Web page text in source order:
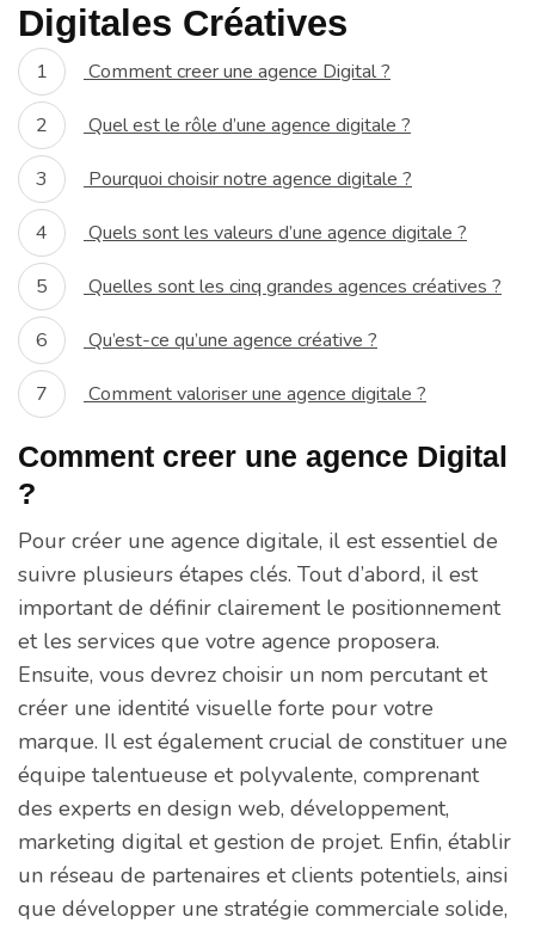
Digitales Créatives
Comment creer une agence Digital ?
Quel est le rôle d’une agence digitale ?
Pourquoi choisir notre agence digitale ?
Quels sont les valeurs d’une agence digitale ?
Quelles sont les cinq grandes agences créatives ?
Qu’est-ce qu’une agence créative ?
Comment valoriser une agence digitale ?
Comment creer une agence Digital
?
Pour créer une agence digitale, il est essentiel de
suivre plusieurs étapes clés. Tout d’abord, il est
important de définir clairement le positionnement
et les services que votre agence proposera.
Ensuite, vous devrez choisir un nom percutant et
créer une identité visuelle forte pour votre
marque. Il est également crucial de constituer une
équipe talentueuse et polyvalente, comprenant
des experts en design web, développement,
marketing digital et gestion de projet. Enfin, établir
un réseau de partenaires et clients potentiels, ainsi
que développer une stratégie commerciale solide,